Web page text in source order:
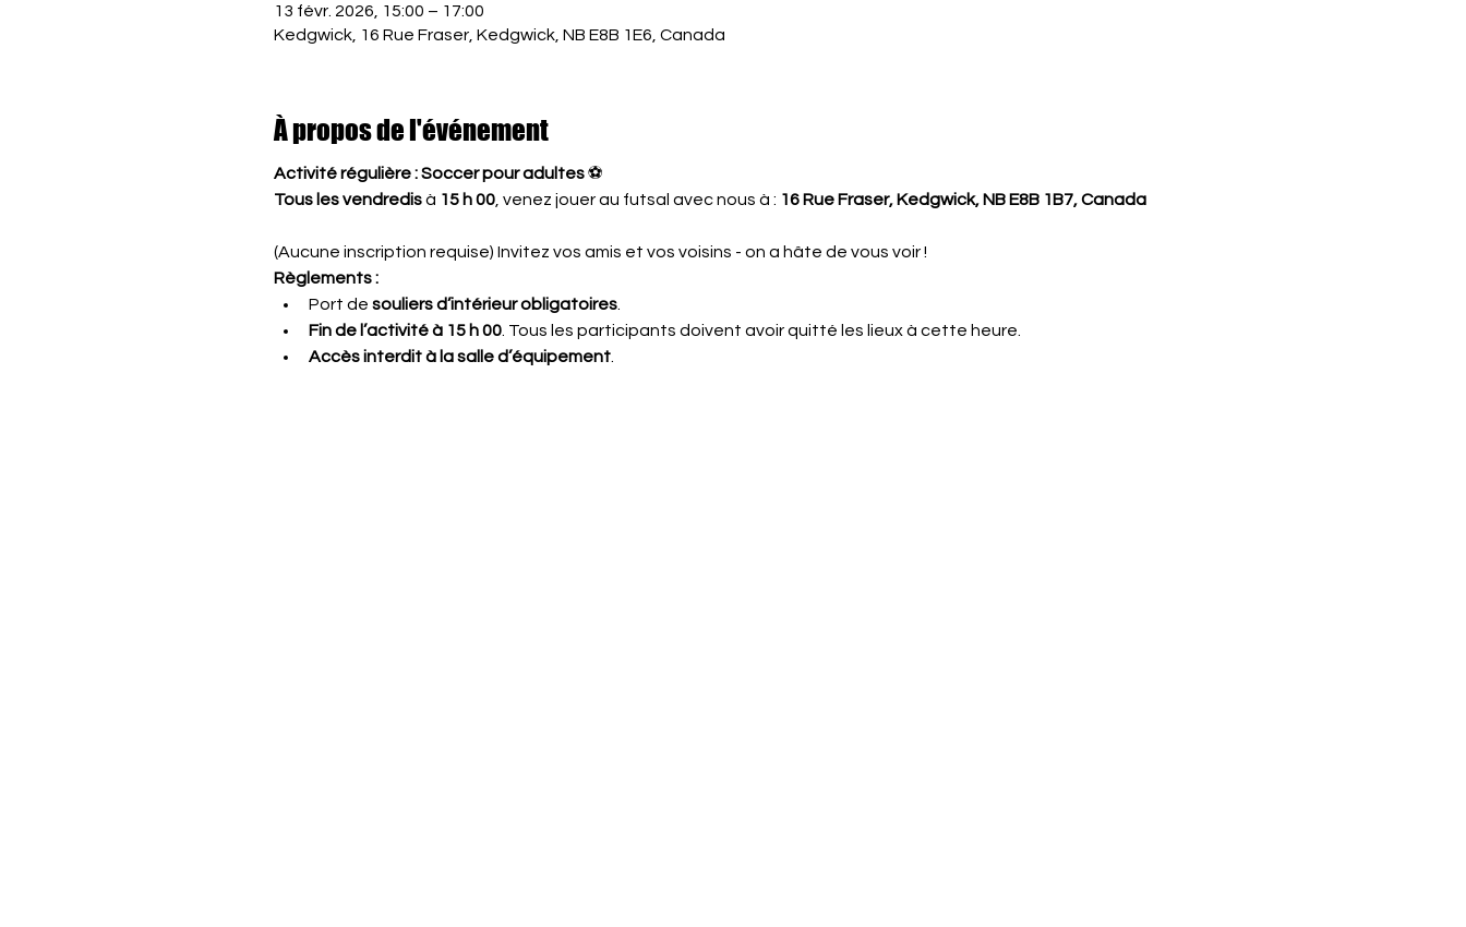
13 févr. 2026, 15:00 – 17:00
Kedgwick, 16 Rue Fraser, Kedgwick, NB E8B 1E6, Canada
À propos de l'événement
Activité régulière : Soccer pour adultes ⚽
Tous les vendredis à 15 h 00, venez jouer au futsal avec nous à : 16 Rue Fraser, Kedgwick, NB E8B 1B7, Canada
(Aucune inscription requise) Invitez vos amis et vos voisins - on a hâte de vous voir !
Règlements :
Port de souliers d’intérieur obligatoires.
Fin de l’activité à 15 h 00. Tous les participants doivent avoir quitté les lieux à cette heure.
Accès interdit à la salle d’équipement.